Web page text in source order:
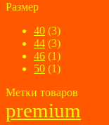
Размер
40 (3)
44 (3)
46 (1)
50 (1)
Метки товаров
premium